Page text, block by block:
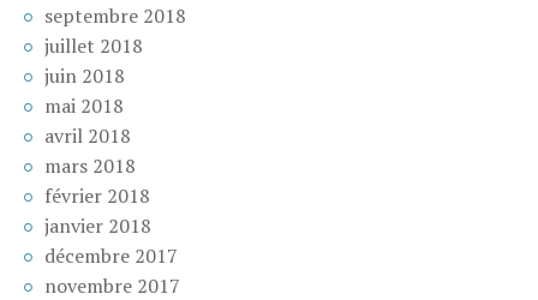
septembre 2018
juillet 2018
juin 2018
mai 2018
avril 2018
mars 2018
février 2018
janvier 2018
décembre 2017
novembre 2017